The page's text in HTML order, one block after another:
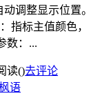
调整显示位置。
指标主值颜色，
数：...
读()去评论